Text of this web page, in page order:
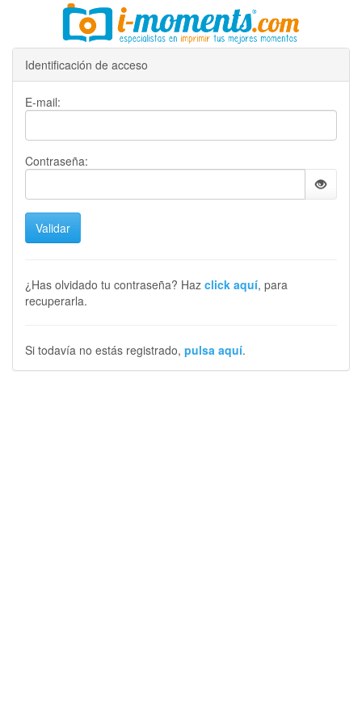
Identificación de acceso
E-mail:
Contraseña:
¿Has olvidado tu contraseña? Haz click aquí, para
recuperarla.
Si todavía no estás registrado, pulsa aquí.